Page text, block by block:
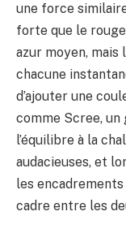
une force
forte que le
azur moyen, mais
chacune
d’ajouter une
comme Scree, un
l’équilibre à la
audacieuses, et
les
cadre entre les